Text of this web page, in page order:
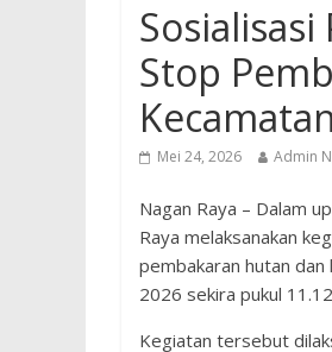
Stop
Mei 24, 2026 Admin
Nagan Raya – Dalam
Raya melaksanakan
pembakaran hutan dan
2026 sekira pukul
Kegiatan tersebut